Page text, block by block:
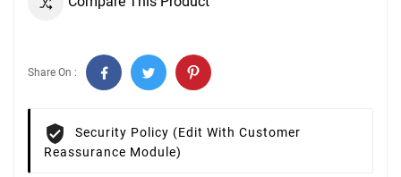
Share On :
Security Policy (edit With Customer
Reassurance Module)